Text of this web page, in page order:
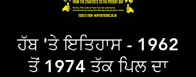
ਹੱਬ 'ਤੇ ਇਤਿਹਾਸ - 1962
ਤੋਂ 1974 ਤੱਕ ਪਿਲ ਦਾ